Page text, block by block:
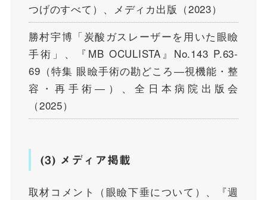
つげのすべて）、メディカ出版（2023）
勝村宇博「炭酸ガスレーザーを用いた眼瞼
手術」、『MB OCULISTA』No.143 P.63-
69（特集 眼瞼手術の勘どころ―視機能・整
容・再手術―）、全日本病院出版会
（2025）
(3) メディア掲載
取材コメント（眼瞼下垂について）、『週